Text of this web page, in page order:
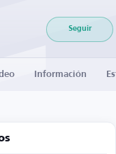
Seguir
Información